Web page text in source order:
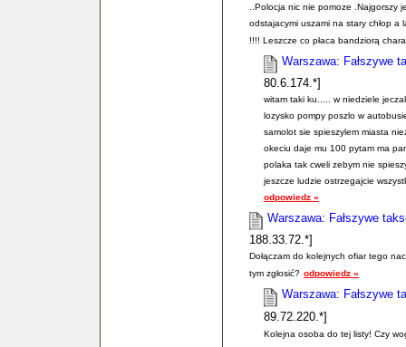
..Polocja nic nie pomoze .Najgorszy
odstajacymi uszami na stary chłop
!!!! Leszcze co płaca bandziorą
Warszawa: Fałszywe
80.6.174.*]
witam taki ku..... w niedziele
lozysko pompy poszlo w
samolot sie spieszylem miasta
okeciu daje mu 100 pytam ma
polaka tak cweli zebym nie
jeszcze ludzie ostrzegajcie
odpowiedz »
Warszawa: Fałszywe
188.33.72.*]
Dołączam do kolejnych ofiar tego
tym zgłosić? odpowiedz »
Warszawa: Fałszywe
89.72.220.*]
Kolejna osoba do tej listy! Czy